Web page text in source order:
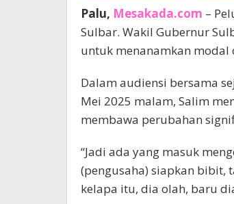
Palu, Mesakada.com –
Sulbar. Wakil Gubernur
untuk menanamkan modal
Dalam audiensi bersama
Mei 2025 malam, Salim
membawa perubahan
“Jadi ada yang masuk
(pengusaha) siapkan bibit,
kelapa itu, dia olah, baru